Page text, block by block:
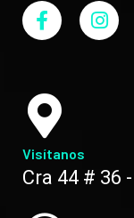
Visítanos
Cra 44 # 36